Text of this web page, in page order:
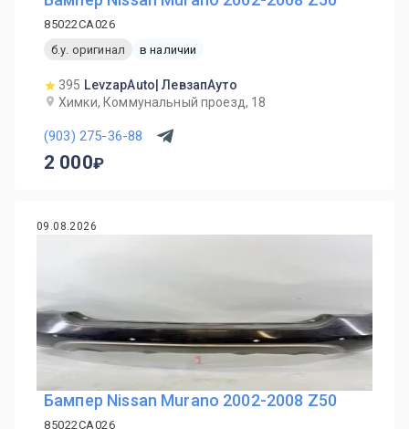
85022CA026
б.у. оригинал
в наличии
395 LevzapAuto| ЛевзапАуто
Химки, Коммунальный проезд, 18
(903) 275-36-88
2 000
09.08.2026
Бампер Nissan Murano 2002-2008 Z50
85022CA026